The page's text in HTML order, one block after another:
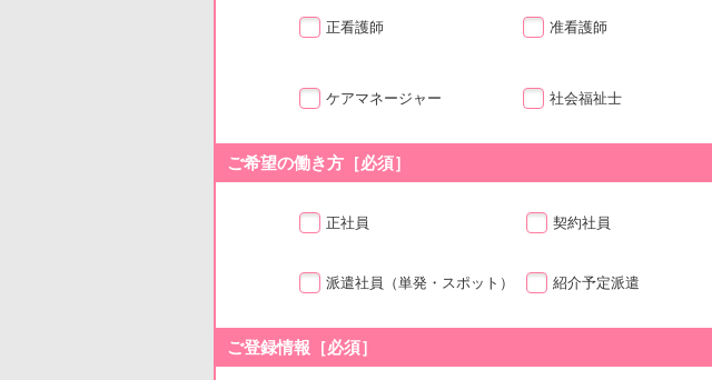
正看護師 准看護師
ケアマネージャー 社会福祉士
ご希望の働き方［必須］
正社員 契約社員
派遣社員 （単発・スポット） 紹介予定派遣
ご登録情報［必須］